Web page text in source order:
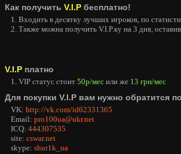
Как получить V.I.P бесплатно!
1. Входить в десятку лучших игроков, по
2. Также можна получить V.I.P.ку на 3 дня, оставив
V.I.P платно
1. VIP статус стоит 50р/мес или же 13 грн/мес
Для покупки V.I.P вам нужно обратится
VK: http://vk.com/id62331365
Email: pro100ua@ukr.net
ICQ: 444307535
site: cswar.net
skype: shur1k_ua